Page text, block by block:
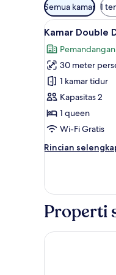
Filter
tersedia
untuk
kamar
Semua kamar 1
Lihat
semua
foto
untuk
Kamar
Double
Deluks,
pemandangan
3
Kamar Double
30 meter
1 kamar tidur
Kapasitas 2
1 queen
Wi-Fi Gratis
Rincian
Rincian
Kamar
Deluks,
pemandangan
kota
Properti
Castle Bijaipur